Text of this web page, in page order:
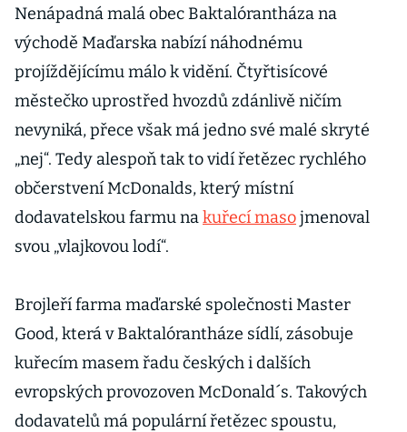
Nenápadná malá obec Baktalórantháza na
východě Maďarska nabízí náhodnému
projíždějícímu málo k vidění. Čtyřtisícové
městečko uprostřed hvozdů zdánlivě ničím
nevyniká, přece však má jedno své malé skryté
„nej“. Tedy alespoň tak to vidí řetězec rychlého
občerstvení McDonalds, který místní
dodavatelskou farmu nakuřecí masojmenoval
svou „vlajkovou lodí“.
Brojleří farma maďarské společnosti Master
Good, která v Baktalórantháze sídlí, zásobuje
kuřecím masem řadu českých i dalších
evropských provozoven McDonald´s. Takových
dodavatelů má populární řetězec spoustu,